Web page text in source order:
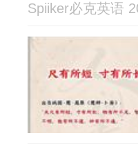
Spiiker必克英语